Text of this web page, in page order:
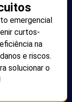
emergencial
curtos-
na
e riscos.
solucionar o